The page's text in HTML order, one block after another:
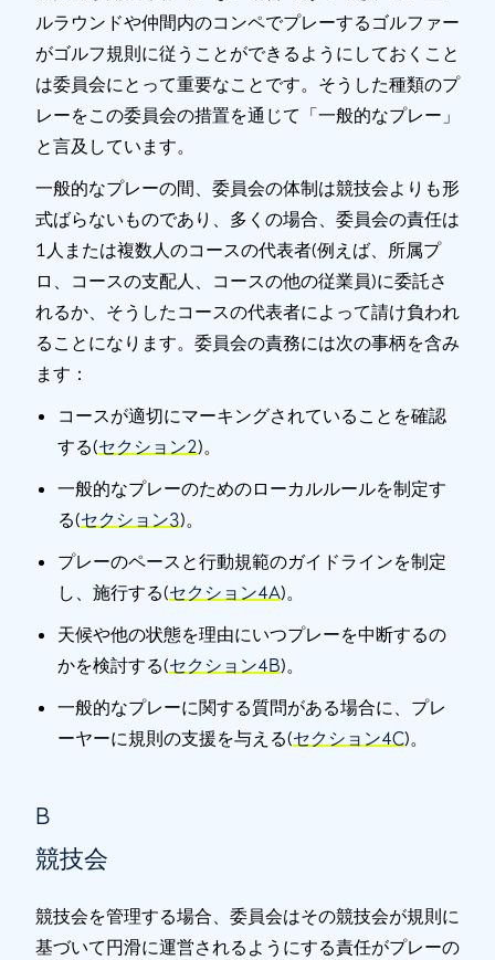
ルラウンドや仲間内のコンペでプレーするゴルファー
がゴルフ規則に従うことができるようにしておくこと
は委員会にとって重要なことです。そうした種類のプ
レーをこの委員会の措置を通じて「一般的なプレー」
と言及しています。
一般的なプレーの間、委員会の体制は競技会よりも形
式ばらないものであり、多くの場合、委員会の責任は
1人または複数人のコースの代表者(例えば、所属プ
ロ、コースの支配人、コースの他の従業員)に委託さ
れるか、そうしたコースの代表者によって請け負われ
ることになります。委員会の責務には次の事柄を含み
ます：
コースが適切にマーキングされていることを確認
する(セクション2)。
一般的なプレーのためのローカルルールを制定す
る(セクション3)。
プレーのペースと行動規範のガイドラインを制定
し、施行する(セクション4A)。
天候や他の状態を理由にいつプレーを中断するの
かを検討する(セクション4B)。
一般的なプレーに関する質問がある場合に、プレ
ーヤーに規則の支援を与える(セクション4C)。
B
競技会
競技会を管理する場合、委員会はその競技会が規則に
基づいて円滑に運営されるようにする責任がプレーの